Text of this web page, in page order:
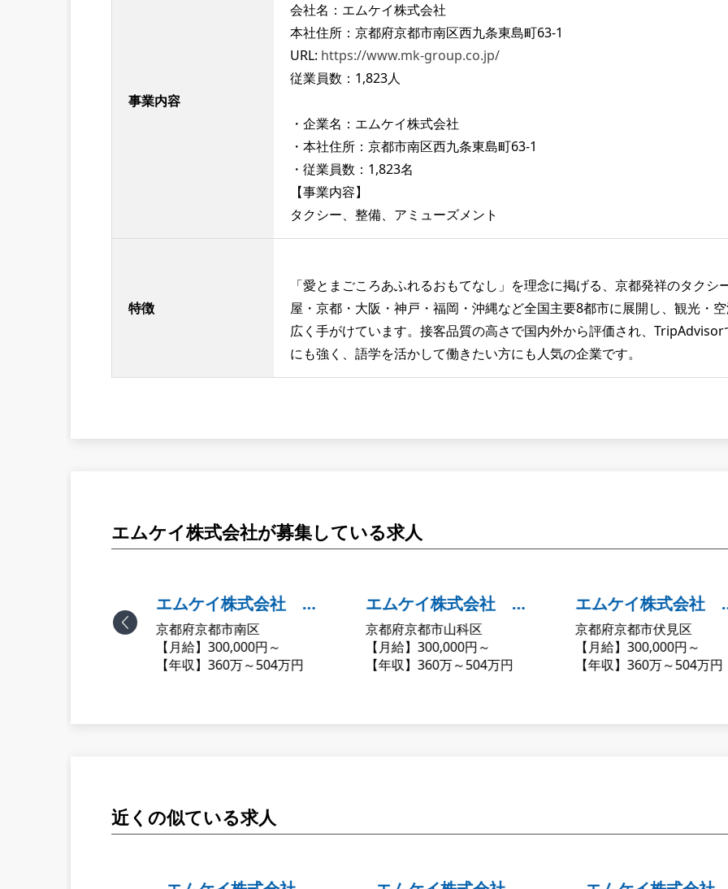
事業内容
会社名：エムケイ株式会社
本社住所：京都府京都市南区西九条東島町63-1
URL: https://www.mk-group.co.jp/
従業員数：1,823人
・企業名：エムケイ株式会社
・本社住所：京都市南区西九条東島町63-1
・従業員数：1,823名
【事業内容】
タクシー、整備、アミューズメント
特徴
「愛とまごころあふれるおもてなし」を理念に掲げる、京都発祥のタク
屋・京都・大阪・神戸・福岡・沖縄など全国主要8都市に展開し、観光・
広く手がけています。接客品質の高さで国内外から評価され、
にも強く、語学を活かして働きたい方にも人気の企業です。
エムケイ株式会社が募集している求人
Previous
エムケイ株式会社 国
道十条営業所
京都府京都市南区
【月給】300,000円～
【年収】360万～504万円
エムケイ株式会社 山
科営業所
京都府京都市山科区
【月給】300,000円～
【年収】360万～504万円
エムケイ株式会社 伏
見営業所
京都府京都市伏見区
【月給】300,000円～
【年収】360万～504万円
近くの似ている求人